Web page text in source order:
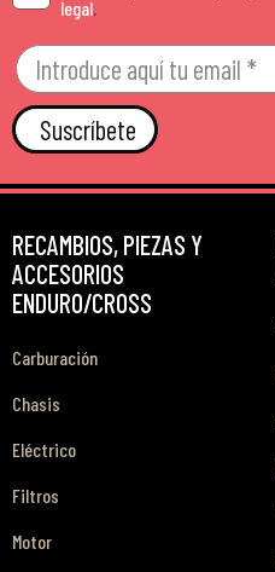
legal.
Suscríbete
RECAMBIOS, PIEZAS Y
ACCESORIOS
ENDURO/CROSS
Carburación
Chasis
Eléctrico
Filtros
Motor